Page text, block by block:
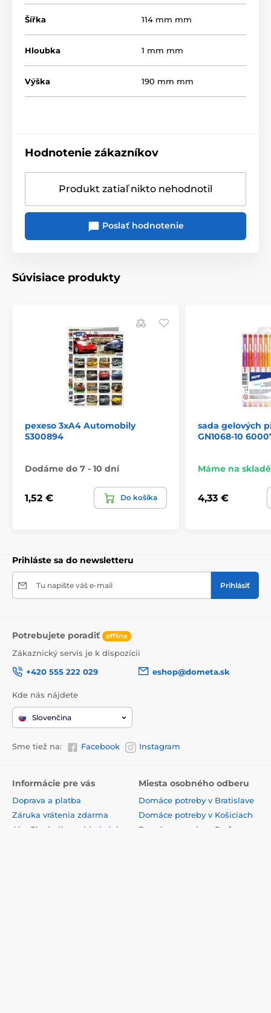
Šířka 114 mm mm
Hloubka 1 mm mm
Výška 190 mm mm
Hodnotenie zákazníkov
Produkt zatiaľ nikto nehodnotil
Poslať hodnotenie
Súvisiace produkty
pexeso 3xA4 Automobily
5300894
Dodáme do 7 - 10 dní
1,52 € Do košíka
sada gelových
GN1068-10
Máme na skladě
4,33 €
Prihláste sa do newsletteru
Tu napíšte váš e-mail Prihlásiť
Potrebujete poradiť offline
Zákaznický servis je k dispozícii
+420 555 222 029
eshop@dometa.sk
Kde nás nájdete
Slovenčina
Sme tiež na: Facebook Instagram
Informácie pre vás
Doprava a platba
Záruka vrátenia zdarma
Ako Eko balíme objednávky
Miesta osobného odberu
Domáce potreby v Bratislave
Domáce potreby v Košiciach
Domáce potreby v Prešove